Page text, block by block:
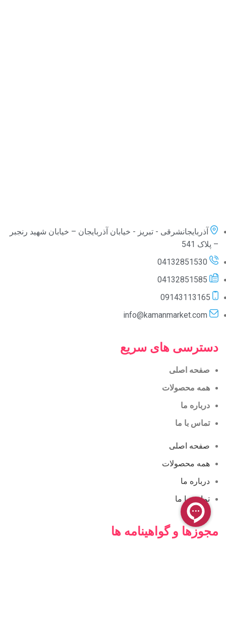
آذربایجانشرقی - تبریز - خیابان آذربایجان – خیابان شهید رنجبر
– پلاک 541
04132851530
04132851585
09143113165
info@kamanmarket.com
دسترسی های سریع
صفحه اصلی
همه محصولات
درباره ما
تماس با ما
صفحه اصلی
همه محصولات
درباره ما
تماس با ما
مجوزها و گواهینامه ها